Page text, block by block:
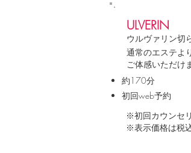
ウルヴァリン切
ULVERIN
通常のエステよ
ご体感いただけ
約170分
初回web予約
※初回カウンセ
※表示価格は税